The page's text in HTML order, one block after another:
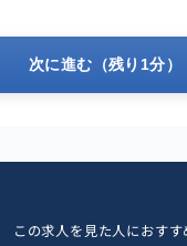
次に進む（残り1分）
この求人を見た人におすす